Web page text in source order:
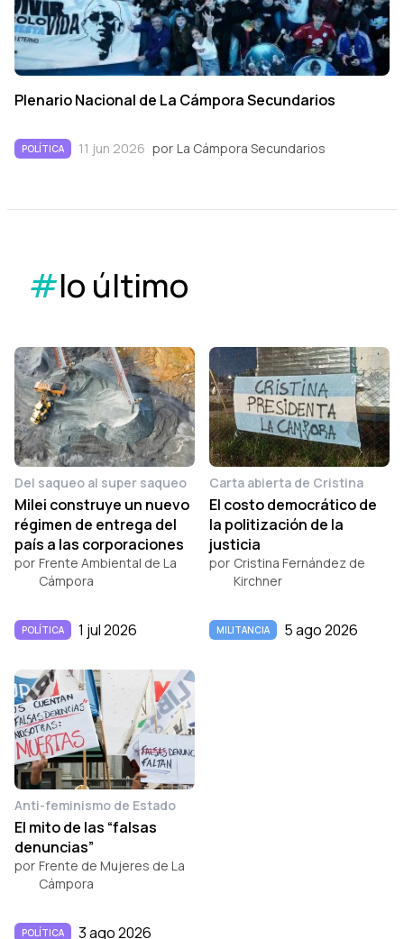
Plenario Nacional de La Cámpora Secundarios
POLÍTICA 11 jun 2026 por La Cámpora Secundarios
#lo último
Del saqueo al super saqueo
Milei construye un nuevo
régimen de entrega del
país a las corporaciones
por Frente Ambiental de La
Cámpora
POLÍTICA 1 jul 2026
Carta abierta de Cristina
El costo democrático de
la politización de la
justicia
por Cristina Fernández de
Kirchner
MILITANCIA 5 ago 2026
Anti-feminismo de Estado
El mito de las “falsas
denuncias”
por Frente de Mujeres de La
Cámpora
POLÍTICA 3 ago 2026